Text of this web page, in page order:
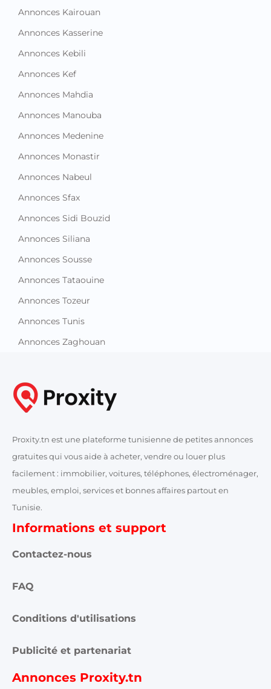
Annonces Kairouan
Annonces Kasserine
Annonces Kebili
Annonces Kef
Annonces Mahdia
Annonces Manouba
Annonces Medenine
Annonces Monastir
Annonces Nabeul
Annonces Sfax
Annonces Sidi Bouzid
Annonces Siliana
Annonces Sousse
Annonces Tataouine
Annonces Tozeur
Annonces Tunis
Annonces Zaghouan
Proxity.tn est une plateforme tunisienne de petites annonces
gratuites qui vous aide à acheter, vendre ou louer plus
facilement : immobilier, voitures, téléphones, électroménager,
meubles, emploi, services et bonnes affaires partout en
Tunisie.
Informations et support
Contactez-nous
FAQ
Conditions d'utilisations
Publicité et partenariat
Annonces Proxity.tn